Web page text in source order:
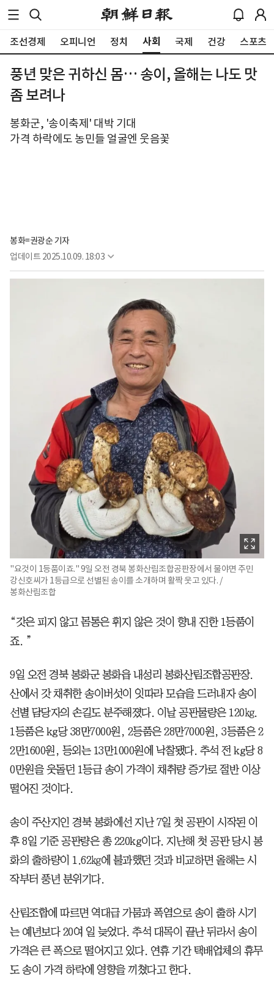
조선경제 오피니언 정치 사회 국제 건강 스포츠
풍년 맞은 귀하신 몸… 송이, 올해는 나도 맛
좀 보려나
봉화군, '송이축제' 대박 기대
가격 하락에도 농민들 얼굴엔 웃음꽃
봉화=권광순 기자
업데이트 2025.10.09. 18:03
"요것이 1등품이죠." 9일 오전 경북 봉화산림조합공판장에서 물야면 주민
강신호씨가 1등급으로 선별된 송이를 소개하며 활짝 웃고 있다. /
봉화산림조합
“갓은 피지 않고 몸통은 휘지 않은 것이 향내 진한 1등품이
죠. ”
9일 오전 경북 봉화군 봉화읍 내성리 봉화산림조합공판장.
산에서 갓 채취한 송이버섯이 잇따라 모습을 드러내자 송이
선별 담당자의 손길도 분주해졌다. 이날 공판물량은 120㎏.
1등품은 kg당 38만7000원, 2등품은 28만7000원, 3등품은 2
2만1600원, 등외는 13만1000원에 낙찰됐다. 추석 전 kg당 8
0만원을 웃돌던 1등급 송이 가격이 채취량 증가로 절반 이상
떨어진 것이다.
송이 주산지인 경북 봉화에선 지난 7일 첫 공판이 시작된 이
후 8일 기준 공판량은 총 220kg이다. 지난해 첫 공판 당시 봉
화의 출하량이 1.62㎏에 불과했던 것과 비교하면 올해는 시
작부터 풍년 분위기다.
산림조합에 따르면 역대급 가뭄과 폭염으로 송이 출하 시기
는 예년보다 20여 일 늦었다. 추석 대목이 끝난 뒤라서 송이
가격은 큰 폭으로 떨어지고 있다. 연휴 기간 택배업체의 휴무
도 송이 가격 하락에 영향을 끼쳤다고 한다.